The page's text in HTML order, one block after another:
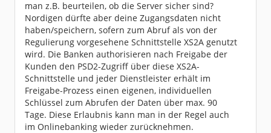
man z.B. beurteilen, ob die Server sicher sind?
Nordigen dürfte aber deine Zugangsdaten nicht
haben/speichern, sofern zum Abruf als von der
Regulierung vorgesehene Schnittstelle XS2A genutzt
wird. Die Banken authorisieren nach Freigabe der
Kunden den PSD2-Zugriff über diese XS2A-
Schnittstelle und jeder Dienstleister erhält im
Freigabe-Prozess einen eigenen, individuellen
Schlüssel zum Abrufen der Daten über max. 90
Tage. Diese Erlaubnis kann man in der Regel auch
im Onlinebanking wieder zurücknehmen.